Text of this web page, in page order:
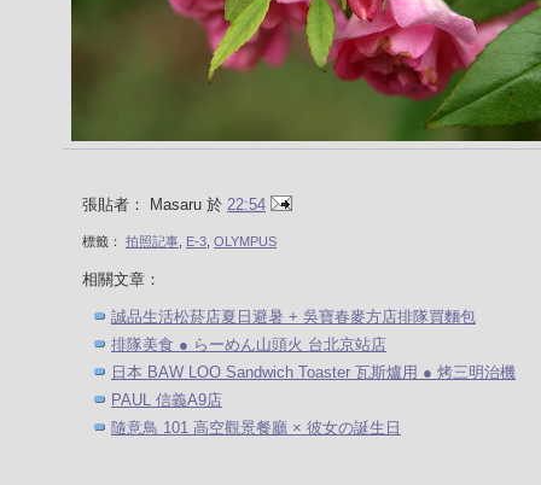
張貼者： Masaru 於 22:54
標籤： 拍照記事, E-3, OLYMPUS
相關文章：
誠品生活松菸店夏日避暑 + 吳寶春麥方店排隊買麵包
排隊美食 ● らーめん山頭火 台北京站店
日本 BAW LOO Sandwich Toaster 瓦斯爐用 ● 烤三明治機
PAUL 信義A9店
隨意鳥 101 高空觀景餐廳 × 彼女の誕生日